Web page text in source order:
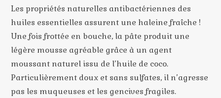
Les propriétés naturelles antibactériennes des
huiles essentielles assurent une haleine fraîche !
Une fois frottée en bouche, la pâte produit une
légère mousse agréable grâce à un agent
moussant naturel issu de l’huile de coco.
Particulièrement doux et sans sulfates, il n’agresse
pas les muqueuses et les gencives fragiles.